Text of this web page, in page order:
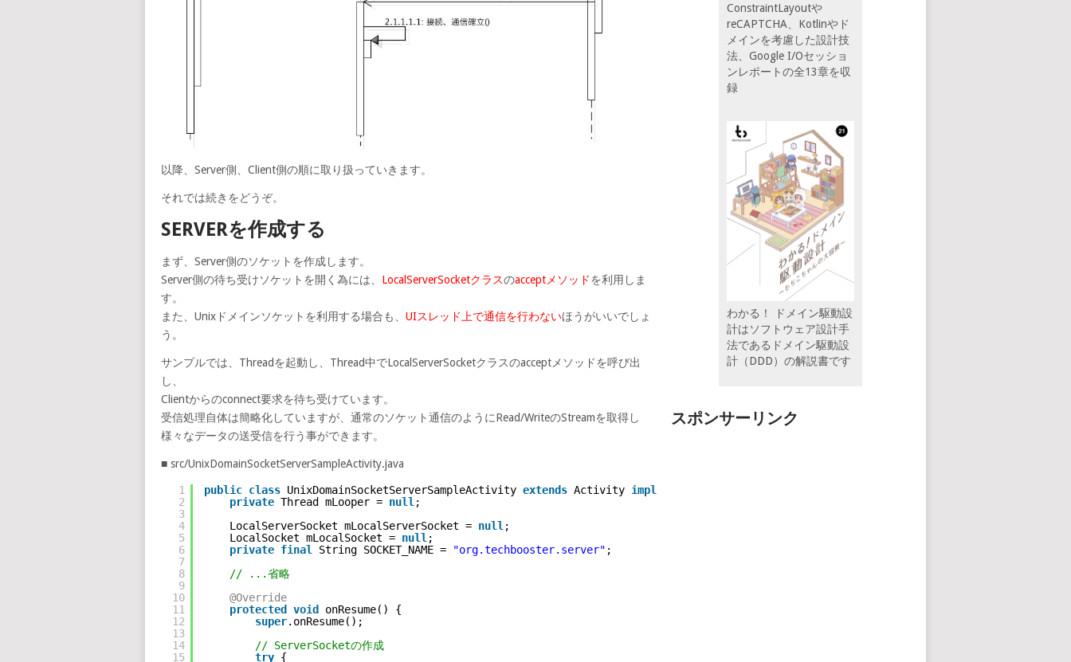
以降、Server側、Client側の順に取り扱っていきます。
それでは続きをどうぞ。
SERVERを作成する
まず、Server側のソケットを作成します。
Server側の待ち受けソケットを開く為には、 LocalServerSocketクラスのacceptメソッドを利用しま
す。
また、Unixドメインソケットを利用する場合も、 UIスレッド上で通信を行わないほうがいいでしょ
う。
サンプルでは、Threadを起動し、Thread中でLocalServerSocketクラスのacceptメソッドを呼び出
し、
Clientからのconnect要求を待ち受けています。
受信処理自体は簡略化していますが、通常のソケット通信のようにRead/WriteのStreamを取得し
様々なデータの送受信を行う事ができます。
■ src/UnixDomainSocketServerSampleActivity.java
1
2
3
4
5
6
7
8
9
10
11
12
13
14
15
public class UnixDomainSocketServerSampleActivity extends Activity implements
private Thread mLooper = null ;
LocalServerSocket mLocalServerSocket = null ;
LocalSocket mLocalSocket = null ;
private final String SOCKET_NAME = "org.techbooster.server" ;
// ...省略
@Override
protected
void
onResume() {
super.onResume();
// ServerSocketの作成
try {
ConstraintLayoutや
reCAPTCHA、Kotlinやド
メインを考慮した設計技
法、Google I/Oセッショ
ンレポートの全13章を収
録
わかる！ ドメイン駆動設
計はソフトウェア設計手
法であるドメイン駆動設
計（DDD）の解説書です
スポンサーリンク